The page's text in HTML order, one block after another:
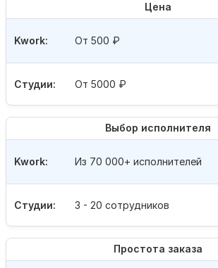
Цена
Студии: От 5000 ₽
Kwork: От 500 ₽
Выбор исполнителя
Студии: 3 - 20 сотрудников
Kwork: Из 70 000+ исполнителей
Простота заказа